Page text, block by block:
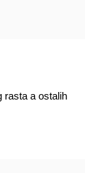
rasta a ostalih